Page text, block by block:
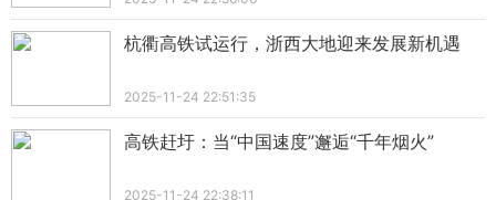
杭衢高铁试运行，浙西大地迎来发展新机遇
2025-11-24 22:51:35
高铁赶圩：当“中国速度”邂逅“千年烟火”
2025-11-24 22:38:11